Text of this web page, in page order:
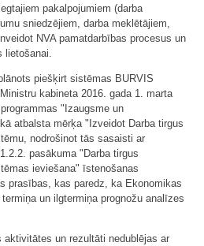
pakalpojumiem (darba
sniedzējiem, darba meklētājiem,
NVA pamatdarbības procesus un
piešķirt sistēmas BURVIS
kabineta 2016. gada 1. marta
"Izaugsme un
atbalsta mērķa "Izveidot Darba tirgus
nodrošinot tās sasaisti ar
pasākuma "Darba tirgus
ieviešana" īstenošanas
prasības, kas paredz, ka Ekonomikas
un ilgtermiņa prognožu analīzes
aktivitātes un rezultāti nedublējas ar